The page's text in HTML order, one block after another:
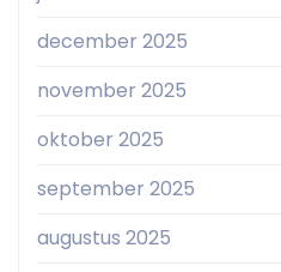
december 2025
november 2025
oktober 2025
september 2025
augustus 2025